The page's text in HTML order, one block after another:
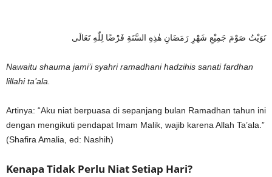
نَوَيْتُ صَوْمَ جَمِيْعِ شَهْرِ رَمَضَانِ هٰذِهِ السَّنَةِ فَرْضًا لِلّٰهِ تَعَالَى
Nawaitu shauma jami’i syahri ramadhani hadzihis sanati fardhan
lillahi ta’ala.
Artinya: “Aku niat berpuasa di sepanjang bulan Ramadhan tahun ini
dengan mengikuti pendapat Imam Malik, wajib karena Allah Ta’ala.”
(Shafira Amalia, ed: Nashih)
Kenapa Tidak Perlu Niat Setiap Hari?